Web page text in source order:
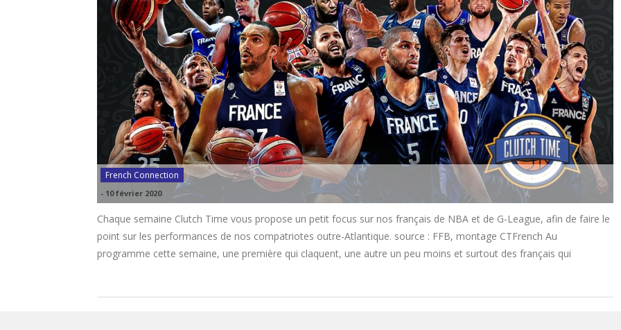
French Connection
- 10 février 2020
Chaque semaine Clutch Time vous propose un petit focus sur nos français de NBA et de G-League, afin de faire le
point sur les performances de nos compatriotes outre-Atlantique. source : FFB, montage CTFrench Au
programme cette semaine, une première qui claquent, une autre un peu moins et surtout des français qui